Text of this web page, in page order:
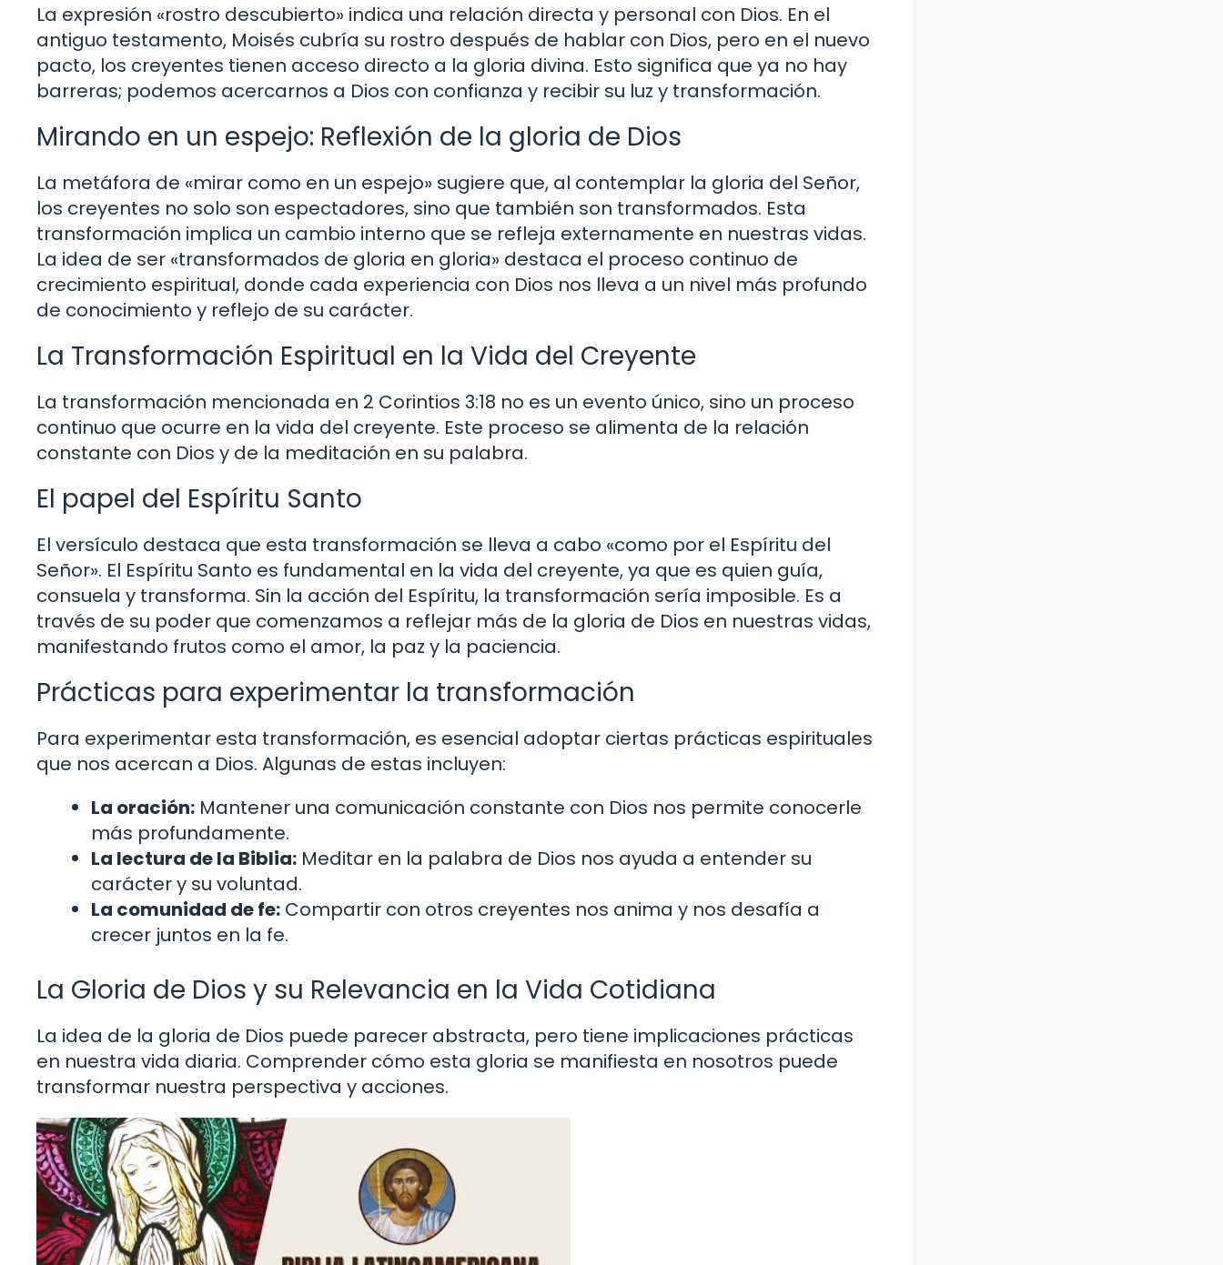
La expresión «rostro descubierto» indica una relación directa y personal con Dios. En el
antiguo testamento, Moisés cubría su rostro después de hablar con Dios, pero en el nuevo
pacto, los creyentes tienen acceso directo a la gloria divina. Esto significa que ya no hay
barreras; podemos acercarnos a Dios con confianza y recibir su luz y transformación.
Mirando en un espejo: Reflexión de la gloria de Dios
La metáfora de «mirar como en un espejo» sugiere que, al contemplar la gloria del Señor,
los creyentes no solo son espectadores, sino que también son transformados. Esta
transformación implica un cambio interno que se refleja externamente en nuestras vidas.
La idea de ser «transformados de gloria en gloria» destaca el proceso continuo de
crecimiento espiritual, donde cada experiencia con Dios nos lleva a un nivel más profundo
de conocimiento y reflejo de su carácter.
La Transformación Espiritual en la Vida del Creyente
La transformación mencionada en 2 Corintios 3:18 no es un evento único, sino un proceso
continuo que ocurre en la vida del creyente. Este proceso se alimenta de la relación
constante con Dios y de la meditación en su palabra.
El papel del Espíritu Santo
El versículo destaca que esta transformación se lleva a cabo «como por el Espíritu del
Señor». El Espíritu Santo es fundamental en la vida del creyente, ya que es quien guía,
consuela y transforma. Sin la acción del Espíritu, la transformación sería imposible. Es a
través de su poder que comenzamos a reflejar más de la gloria de Dios en nuestras vidas,
manifestando frutos como el amor, la paz y la paciencia.
Prácticas para experimentar la transformación
Para experimentar esta transformación, es esencial adoptar ciertas prácticas espirituales
que nos acercan a Dios. Algunas de estas incluyen:
La oración: Mantener una comunicación constante con Dios nos permite conocerle
más profundamente.
La lectura de la Biblia: Meditar en la palabra de Dios nos ayuda a entender su
carácter y su voluntad.
La comunidad de fe: Compartir con otros creyentes nos anima y nos desafía a
crecer juntos en la fe.
La Gloria de Dios y su Relevancia en la Vida Cotidiana
La idea de la gloria de Dios puede parecer abstracta, pero tiene implicaciones prácticas
en nuestra vida diaria. Comprender cómo esta gloria se manifiesta en nosotros puede
transformar nuestra perspectiva y acciones.